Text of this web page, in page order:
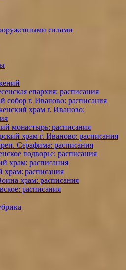
силами
епархия: расписания
собор г. Иваново: расписания
храм г. Иваново:
монастырь: расписания
храм г. Иваново: расписания
Серафима: расписания
подворье: расписания
храм: расписания
храм: расписания
храм: расписания
расписания